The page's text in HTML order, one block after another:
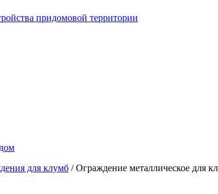
придомовой территории
для клумб / Ограждение металлическое для